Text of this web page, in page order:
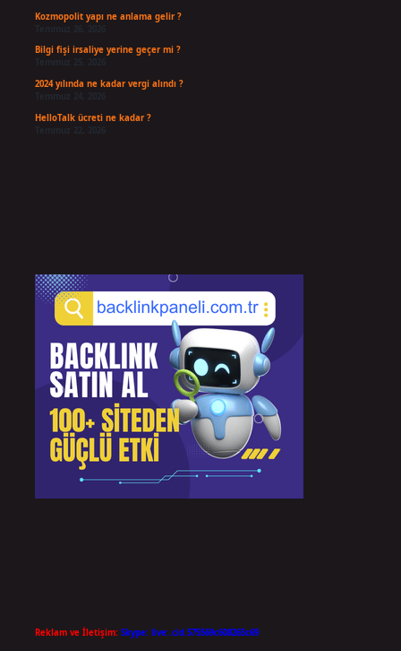
Kozmopolit yapı ne anlama gelir ?
Bilgi fişi irsaliye yerine geçer mi ?
Temmuz 25, 2026
2024 yılında ne kadar vergi alındı ?
HelloTalk ücreti ne kadar ?
Reklam ve İletişim: Skype: live:.cid.575569c608265c69